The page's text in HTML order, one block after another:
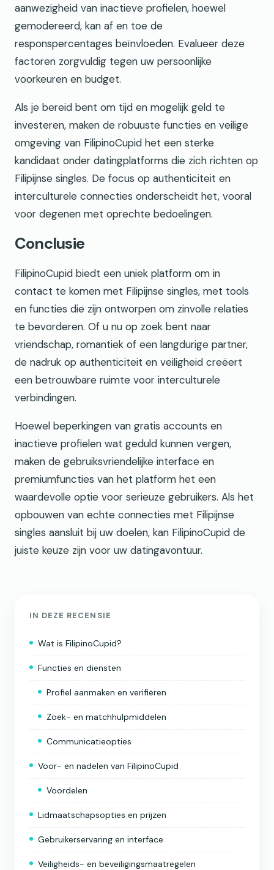
aanwezigheid van inactieve profielen, hoewel
gemodereerd, kan af en toe de
responspercentages beïnvloeden. Evalueer deze
factoren zorgvuldig tegen uw persoonlijke
voorkeuren en budget.
Als je bereid bent om tijd en mogelijk geld te
investeren, maken de robuuste functies en veilige
omgeving van FilipinoCupid het een sterke
kandidaat onder datingplatforms die zich richten op
Filipijnse singles. De focus op authenticiteit en
interculturele connecties onderscheidt het, vooral
voor degenen met oprechte bedoelingen.
Conclusie
FilipinoCupid biedt een uniek platform om in
contact te komen met Filipijnse singles, met tools
en functies die zijn ontworpen om zinvolle relaties
te bevorderen. Of u nu op zoek bent naar
vriendschap, romantiek of een langdurige partner,
de nadruk op authenticiteit en veiligheid creëert
een betrouwbare ruimte voor interculturele
verbindingen.
Hoewel beperkingen van gratis accounts en
inactieve profielen wat geduld kunnen vergen,
maken de gebruiksvriendelijke interface en
premiumfuncties van het platform het een
waardevolle optie voor serieuze gebruikers. Als het
opbouwen van echte connecties met Filipijnse
singles aansluit bij uw doelen, kan FilipinoCupid de
juiste keuze zijn voor uw datingavontuur.
IN DEZE RECENSIE
Wat is FilipinoCupid?
Functies en diensten
Profiel aanmaken en verifiëren
Zoek- en matchhulpmiddelen
Communicatieopties
Voor- en nadelen van FilipinoCupid
Voordelen
Lidmaatschapsopties en prijzen
Gebruikerservaring en interface
Veiligheids- en beveiligingsmaatregelen